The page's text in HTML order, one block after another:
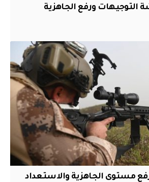
ورفع الجاهزية
رفع مستوى الجاهزية والاستعداد